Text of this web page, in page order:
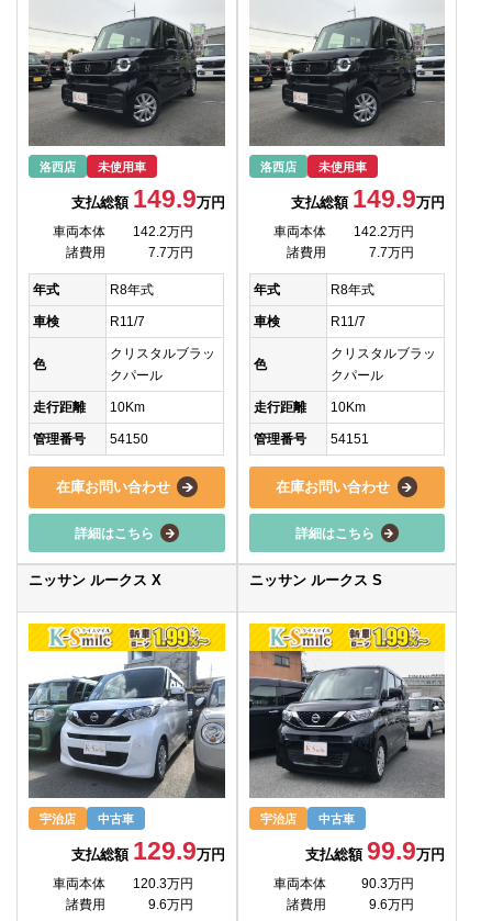
洛西店 未使用車
支払総額 149.9万円
車両本体
142.2万円
諸費用
7.7万円
年式 R8年式
車検 R11/7
色
クリスタルブラッ
クパール
走行距離 10Km
管理番号 54150
在庫お問い合わせ
詳細はこちら
洛西店 未使用車
支払総額 149.9万円
車両本体
142.2万円
諸費用
7.7万円
年式 R8年式
車検 R11/7
色
クリスタルブラッ
クパール
走行距離 10Km
管理番号 54151
在庫お問い合わせ
詳細はこちら
ニッサン ルークス X
宇治店 中古車
支払総額 129.9万円
車両本体
120.3万円
諸費用
9.6万円
ニッサン ルークス S
宇治店 中古車
支払総額 99.9万円
車両本体
90.3万円
諸費用
9.6万円